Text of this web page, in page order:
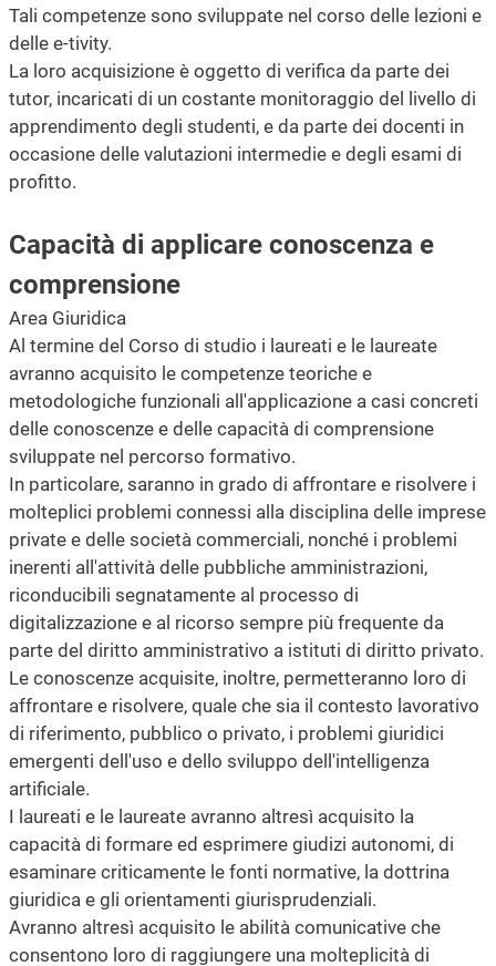
Tali competenze sono sviluppate nel corso delle lezioni e
delle e-tivity.
La loro acquisizione è oggetto di verifica da parte dei
tutor, incaricati di un costante monitoraggio del livello di
apprendimento degli studenti, e da parte dei docenti in
occasione delle valutazioni intermedie e degli esami di
profitto.
Capacità di applicare conoscenza e
comprensione
Area Giuridica
Al termine del Corso di studio i laureati e le laureate
avranno acquisito le competenze teoriche e
metodologiche funzionali all'applicazione a casi concreti
delle conoscenze e delle capacità di comprensione
sviluppate nel percorso formativo.
In particolare, saranno in grado di affrontare e risolvere i
molteplici problemi connessi alla disciplina delle imprese
private e delle società commerciali, nonché i problemi
inerenti all'attività delle pubbliche amministrazioni,
riconducibili segnatamente al processo di
digitalizzazione e al ricorso sempre più frequente da
parte del diritto amministrativo a istituti di diritto privato.
Le conoscenze acquisite, inoltre, permetteranno loro di
affrontare e risolvere, quale che sia il contesto lavorativo
di riferimento, pubblico o privato, i problemi giuridici
emergenti dell'uso e dello sviluppo dell'intelligenza
artificiale.
I laureati e le laureate avranno altresì acquisito la
capacità di formare ed esprimere giudizi autonomi, di
esaminare criticamente le fonti normative, la dottrina
giuridica e gli orientamenti giurisprudenziali.
Avranno altresì acquisito le abilità comunicative che
consentono loro di raggiungere una molteplicità di